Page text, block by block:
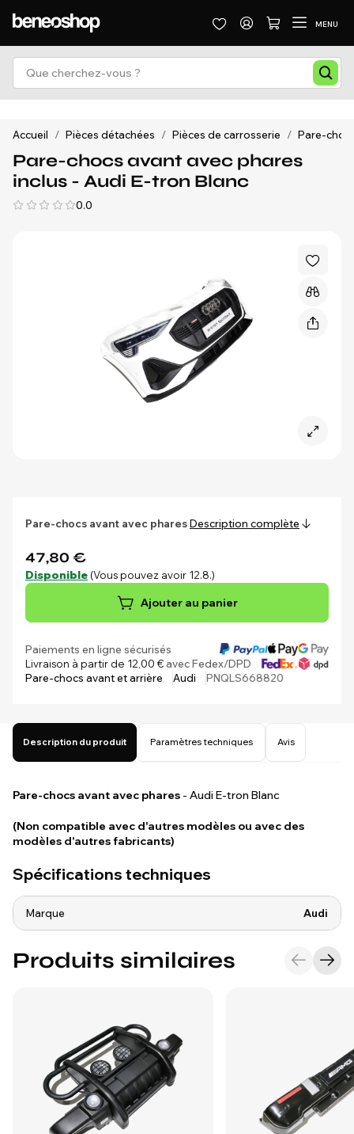
MENU
Accueil / Pièces détachées / Pièces de carrosserie / Pare-
Pare-chocs avant avec phares
inclus - Audi E-tron Blanc
0.0
Pare-chocs avant avec pharesDescription complète
47,80 €
Disponible (Vous pouvez avoir 12.8.)
Ajouter au panier
Paiements en ligne sécurisés
Livraison à partir de 12,00 €avec Fedex/DPD
Pare-chocs avant et arrière
Audi PNQLS668820
Description du produit Paramètres techniques Avis
Pare-chocs avant avec phares - Audi E-tron Blanc
(Non compatible avec d'autres modèles ou avec des
modèles d'autres fabricants)
Spécifications techniques
Marque Audi
Produits similaires